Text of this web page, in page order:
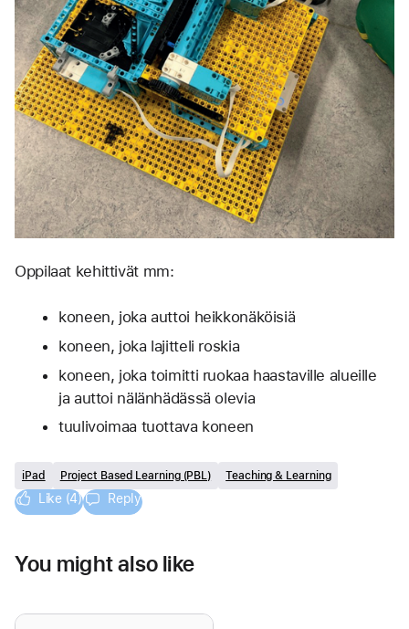
Oppilaat kehittivät mm:
koneen, joka auttoi heikkonäköisiä
koneen, joka lajitteli roskia
koneen, joka toimitti ruokaa haastaville alueille
ja auttoi nälänhädässä olevia
tuulivoimaa tuottava koneen
iPad Project Based Learning (PBL) Teaching & Learning
Like (4) Reply
You might also like